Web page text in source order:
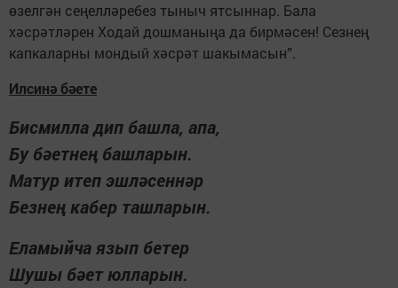
өзелгән се­ңелләребез тыныч ятсыннар. Бала
хәсрәтләрен Ходай дошма­ныңа да бирмәсен! Сезнең
капкаларны мондый хәсрәт шакымасын”.
Илсинә бәете
Бисмилла дип башла, апа,
Бу бәетнең башларын.
Матур итеп эшләсеннәр
Безнең кабер ташларын.
Еламыйча язып бетер
Шушы бәет юлларын.